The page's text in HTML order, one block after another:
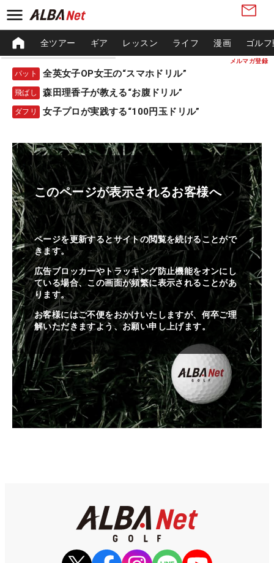
メルマガ登録
全ツアー ギア レッスン ライフ 漫画 ゴル
パット 全英女子OP女王の“スマホドリル”
飛ばし 森田理香子が教える“お腹ドリル”
ダフリ 女子プロが実践する“100円玉ドリル”
このページが表示されるお客様へ
ページを更新するとサイトの閲覧を続けることがで
きます。
広告ブロッカーやトラッキング防止機能をオンにし
ている場合、この画面が頻繁に表示されることがあ
ります。
お客様にはご不便をおかけいたしますが、何卒ご理
解いただきますよう、お願い申し上げます。